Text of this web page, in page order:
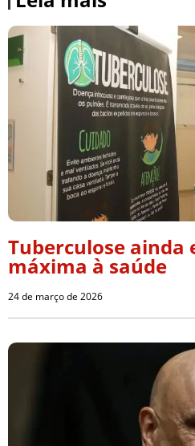
Tuberculose ainda
máxima à saúde
24 de março de 2026